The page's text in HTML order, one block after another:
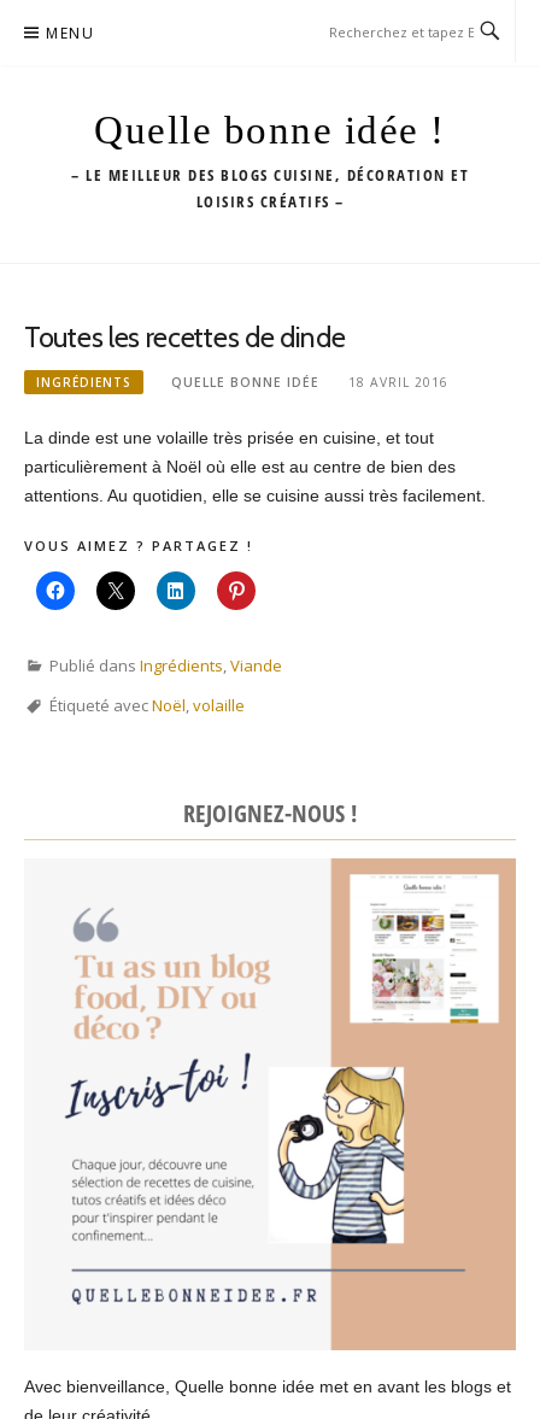
MENU
Quelle bonne idée !
– LE MEILLEUR DES BLOGS CUISINE, DÉCORATION ET
LOISIRS CRÉATIFS –
Toutes les recettes de dinde
INGRÉDIENTS QUELLE BONNE IDÉE 18 AVRIL 2016
La dinde est une volaille très prisée en cuisine, et tout
particulièrement à Noël où elle est au centre de bien des
attentions. Au quotidien, elle se cuisine aussi très facilement.
VOUS AIMEZ ? PARTAGEZ !
Publié dans Ingrédients,Viande
Étiqueté avecNoël,volaille
REJOIGNEZ-NOUS !
Avec bienveillance, Quelle bonne idée met en avant les blogs et